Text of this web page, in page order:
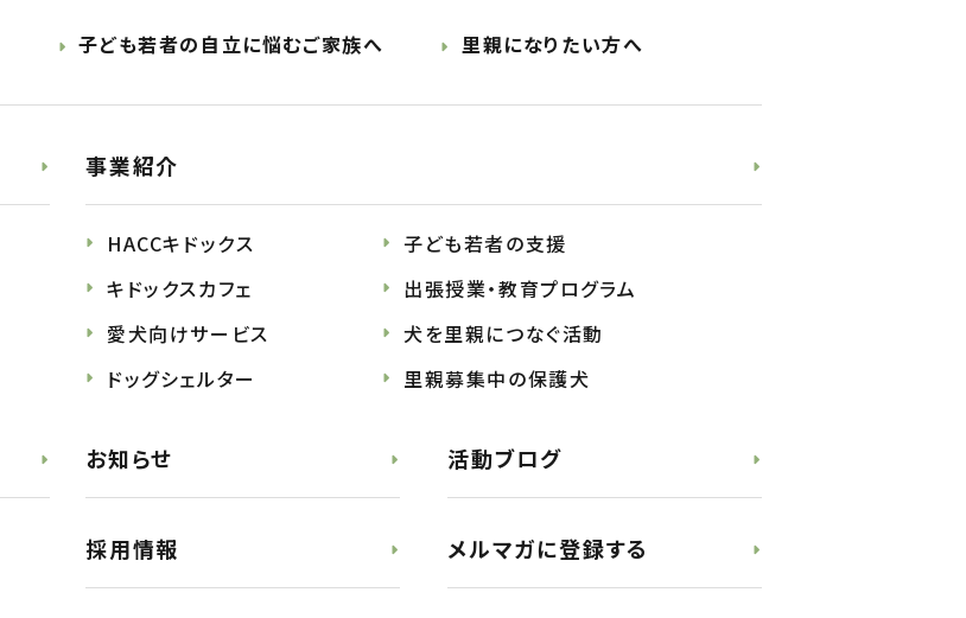
子ども若者の自立に悩むご家族へ 里親になりたい方へ
事業紹介
HACCキドックス
キドックスカフェ
愛犬向けサービス
ドッグシェルター
子ども若者の支援
出張授業・教育プログラム
犬を里親につなぐ活動
里親募集中の保護犬
お知らせ
採用情報
活動ブログ
メルマガに登録する